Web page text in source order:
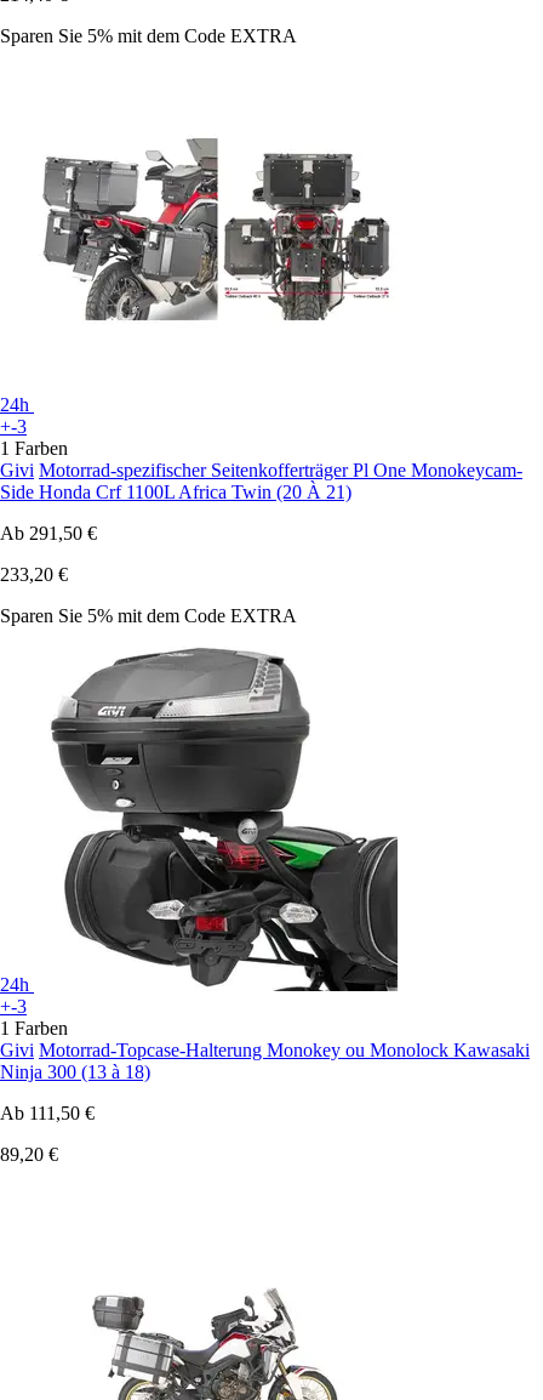
Sparen Sie 5% mit dem Code EXTRA
24h
+-3
1 Farben
Givi Motorrad-spezifischer Seitenkofferträger Pl One Monokeycam-
Side Honda Crf 1100L Africa Twin (20 À 21)
Ab 291,50 €
233,20 €
Sparen Sie 5% mit dem Code EXTRA
24h
+-3
1 Farben
Givi Motorrad-Topcase-Halterung Monokey ou Monolock Kawasaki
Ninja 300 (13 à 18)
Ab 111,50 €
89,20 €